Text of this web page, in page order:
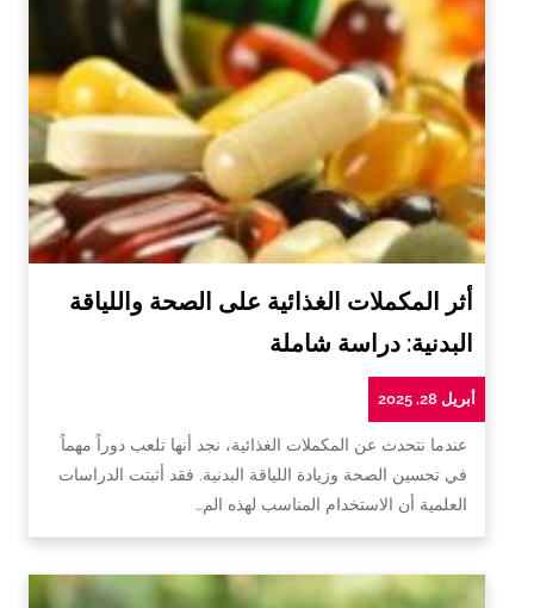
أثر المكملات الغذائية على الصحة واللياقة
البدنية: دراسة شاملة
أبريل 28, 2025
عندما نتحدث عن المكملات الغذائية، نجد أنها تلعب دوراً مهماً
في تحسين الصحة وزيادة اللياقة البدنية. فقد أثبتت الدراسات
العلمية أن الاستخدام المناسب لهذه الم…